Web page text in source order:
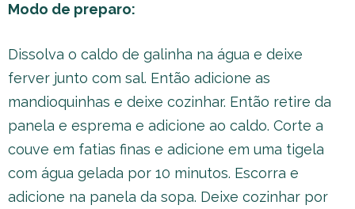
Modo de preparo:
Dissolva o caldo de galinha na água e deixe
ferver junto com sal. Então adicione as
mandioquinhas e deixe cozinhar. Então retire da
panela e esprema e adicione ao caldo. Corte a
couve em fatias finas e adicione em uma tigela
com água gelada por 10 minutos. Escorra e
adicione na panela da sopa. Deixe cozinhar por